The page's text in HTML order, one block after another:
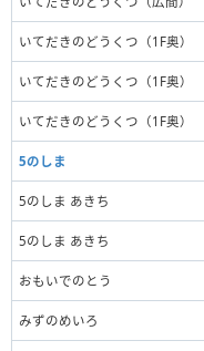
いてだきのどうくつ（1F奥）
いてだきのどうくつ（1F奥）
いてだきのどうくつ（1F奥）
5のしま
5のしま あきち
5のしま あきち
おもいでのとう
みずのめいろ